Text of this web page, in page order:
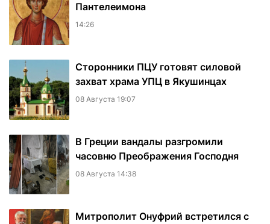
Пантелеимона
14:26
Сторонники ПЦУ готовят силовой
захват храма УПЦ в Якушинцах
08 Августа 19:07
В Греции вандалы разгромили
часовню Преображения Господня
08 Августа 14:38
Митрополит Онуфрий встретился с